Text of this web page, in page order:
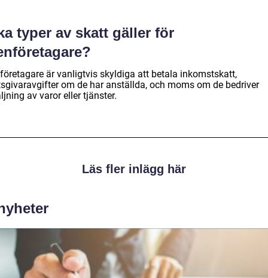
typer av skatt gäller för
är vanligtvis skyldiga att betala inkomstskatt,
om de har anställda, och moms om de bedriver
av varor eller tjänster.
Läs fler inlägg här